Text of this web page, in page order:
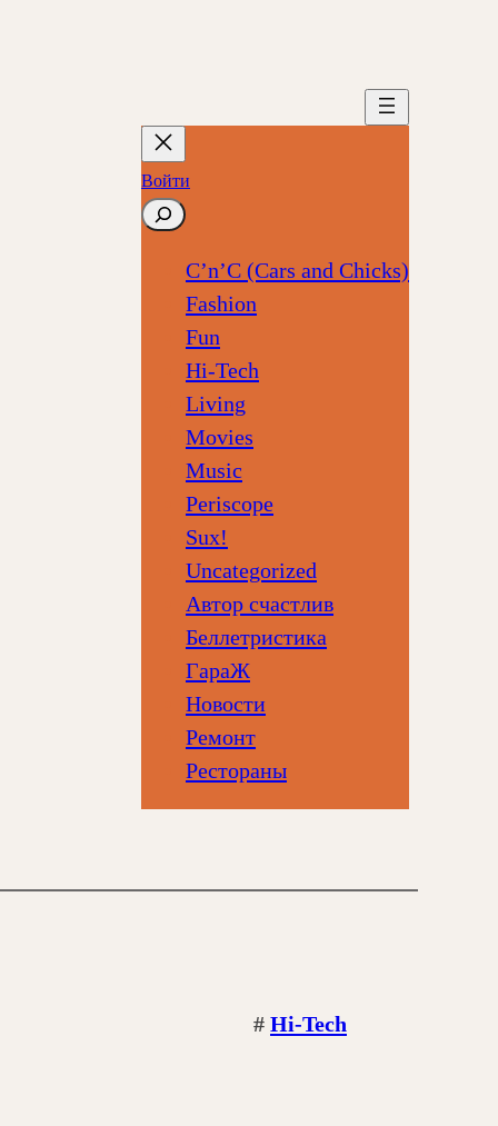
Войти
Поиск
C’n’C (Cars and Chicks)
Fashion
Fun
Hi-Tech
Living
Movies
Music
Periscope
Sux!
Uncategorized
Автор счастлив
Беллетристика
ГараЖ
Новости
Ремонт
Рестораны
# Hi-Tech